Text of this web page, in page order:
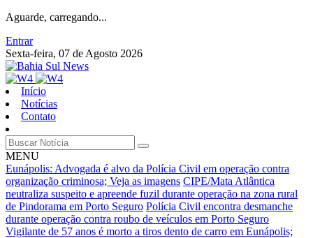
Aguarde, carregando...
Entrar
Sexta-feira, 07 de Agosto 2026
Início
Notícias
Contato
MENU
Eunápolis: Advogada é alvo da Polícia Civil em operação contra
organização criminosa; Veja as imagens CIPE/Mata Atlântica
neutraliza suspeito e apreende fuzil durante operação na zona rural
de Pindorama em Porto Seguro Polícia Civil encontra desmanche
durante operação contra roubo de veículos em Porto Seguro
Vigilante de 57 anos é morto a tiros dento de carro em Eunápolis;